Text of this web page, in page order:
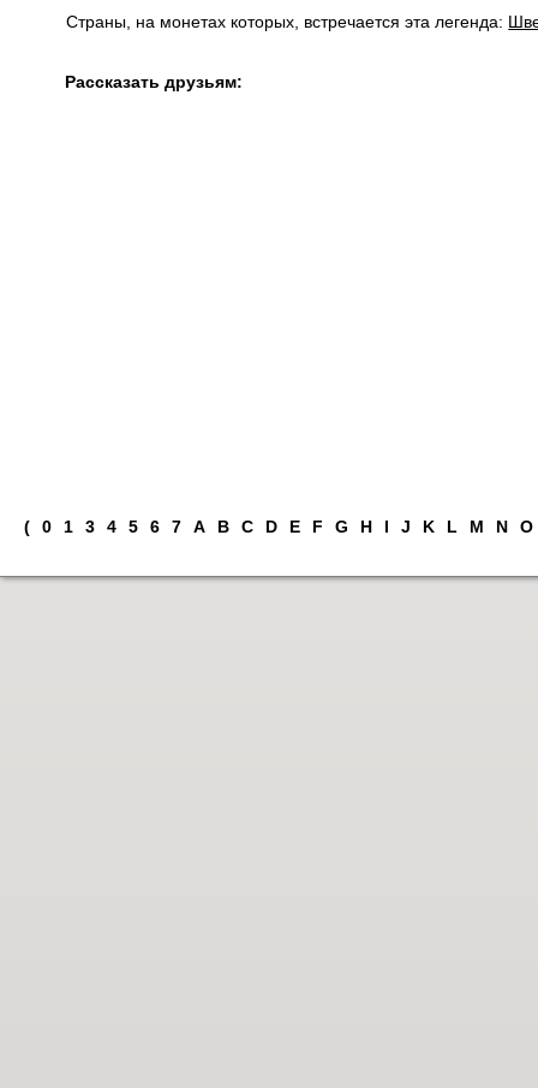
Страны, на монетах которых, встречается эта легенда:
Рассказать друзьям:
( 0 1 3 4 5 6 7 A B C D E F G H I J K L M N O